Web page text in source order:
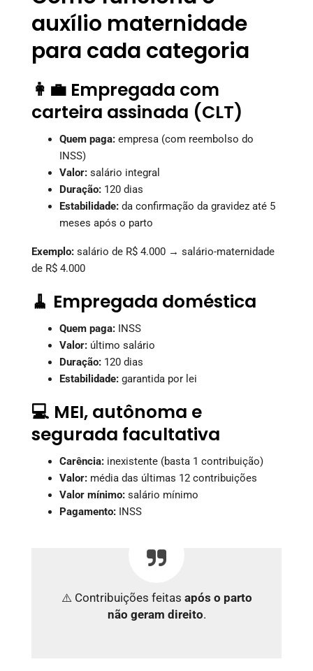
auxílio maternidade
para cada categoria
👩‍💼 Empregada com
carteira assinada (CLT)
Quem paga: empresa (com reembolso do
INSS)
Valor: salário integral
Duração: 120 dias
Estabilidade: da confirmação da gravidez até 5
meses após o parto
Exemplo: salário de R$ 4.000 → salário-maternidade
de R$ 4.000
🧹 Empregada doméstica
Quem paga: INSS
Valor: último salário
Duração: 120 dias
Estabilidade: garantida por lei
💻 MEI, autônoma e
segurada facultativa
Carência: inexistente (basta 1 contribuição)
Valor: média das últimas 12 contribuições
Valor mínimo: salário mínimo
Pagamento: INSS
⚠️ Contribuições feitas após o parto
não geram direito.